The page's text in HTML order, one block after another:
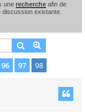
une recherche afin de
existante.
Rechercher
96 97 98